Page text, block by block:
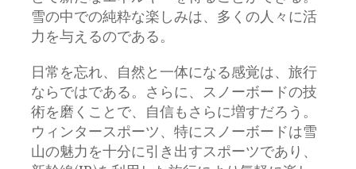
雪の中での純粋な楽しみは、多くの人々に活
力を与えるのである。
日常を忘れ、自然と一体になる感覚は、旅行
ならではである。さらに、スノーボードの技
術を磨くことで、自信もさらに増すだろう。
ウィンタースポーツ、特にスノーボードは雪
山の魅力を十分に引き出すスポーツであり、